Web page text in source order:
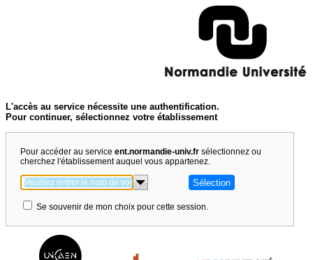
L'accès au service nécessite une authentification.
Pour continuer, sélectionnez votre établissement
Pour accéder au service ent.normandie-univ.fr sélectionnez ou
cherchez l'établissement auquel vous appartenez.
Se souvenir de mon choix pour cette session.